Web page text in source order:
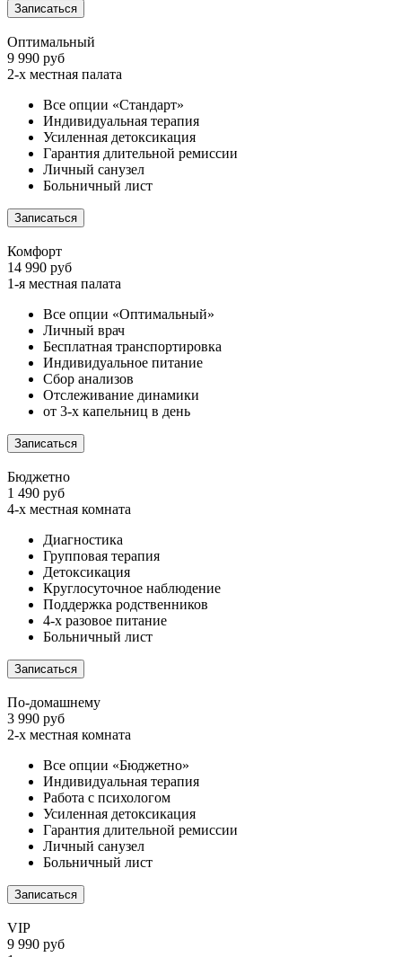
Записаться
Оптимальный
9 990 руб
2-х местная палата
Все опции «Стандарт»
Индивидуальная терапия
Усиленная детоксикация
Гарантия длительной ремиссии
Личный санузел
Больничный лист
Записаться
Комфорт
14 990 руб
1-я местная палата
Все опции «Оптимальный»
Личный врач
Бесплатная транспортировка
Индивидуальное питание
Сбор анализов
Отслеживание динамики
от 3-х капельниц в день
Записаться
Бюджетно
1 490 руб
4-х местная комната
Диагностика
Групповая терапия
Детоксикация
Круглосуточное наблюдение
Поддержка родственников
4-х разовое питание
Больничный лист
Записаться
По-домашнему
3 990 руб
2-х местная комната
Все опции «Бюджетно»
Индивидуальная терапия
Работа с психологом
Усиленная детоксикация
Гарантия длительной ремиссии
Личный санузел
Больничный лист
Записаться
VIP
9 990 руб